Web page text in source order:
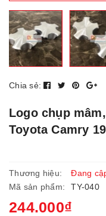
Chia sẻ:
Logo chụp
Toyota Camry
Thương hiệu:
Đang
Mã sản phẩm:
TY-040
244.000₫